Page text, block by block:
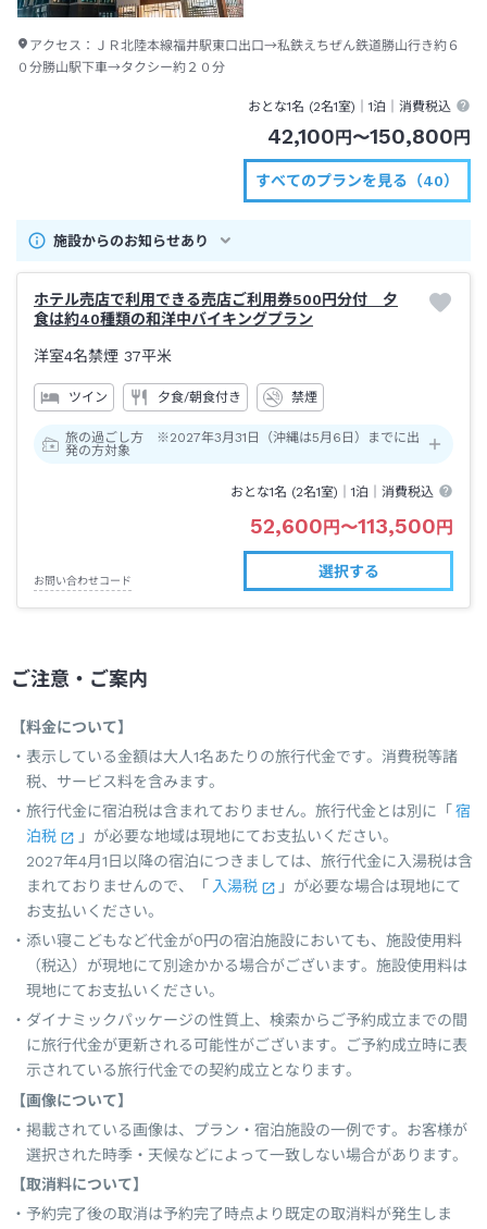
アクセス： ＪＲ北陸本線福井駅東口出口→私鉄えちぜん鉄道勝山行き約６
０分勝山駅下車→タクシー約２０分
おとな1名 (2名1室)｜1泊 ｜消費税込
42,100 円 〜150,800 円
すべてのプランを見る（40）
施設からのお知らせあり
ホテル売店で利用できる売店ご利用券500円分付 夕
食は約40種類の和洋中バイキングプラン
洋室4名禁煙 37平米
ツイン 夕食/朝食付き 禁煙
旅の過ごし方 ※2027年3月31日（沖縄は5月6日）までに出
発の方対象
おとな1名 (2名1室)｜1泊 ｜消費税込
52,600 円 〜113,500 円
お問い合わせコード
選択する
ご注意・ご案内
【料金について】
表示している金額は大人1名あたりの旅行代金です。消費税等諸
税、サービス料を含みます。
旅行代金に宿泊税は含まれておりません。旅行代金とは別に「 宿
泊税
」が必要な地域は現地にてお支払いください。
2027年4月1日以降の宿泊につきましては、旅行代金に入湯税は含
まれておりませんので、「 入湯税
」が必要な場合は現地にて
お支払いください。
添い寝こどもなど代金が0円の宿泊施設においても、施設使用料
（税込）が現地にて別途かかる場合がございます。施設使用料は
現地にてお支払いください。
ダイナミックパッケージの性質上、検索からご予約成立までの間
に旅行代金が更新される可能性がございます。ご予約成立時に表
示されている旅行代金での契約成立となります。
【画像について】
掲載されている画像は、プラン・宿泊施設の一例です。お客様が
選択された時季・天候などによって一致しない場合があります。
【取消料について】
予約完了後の取消は予約完了時点より既定の取消料が発生しま